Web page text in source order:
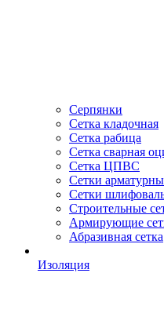
Серпянки
Сетка кладочная
Сетка рабица
Сетка сварная
Сетка ЦПВС
Сетки
Сетки
Строительные
Армирующие
Абразивная сетка
Изоляция